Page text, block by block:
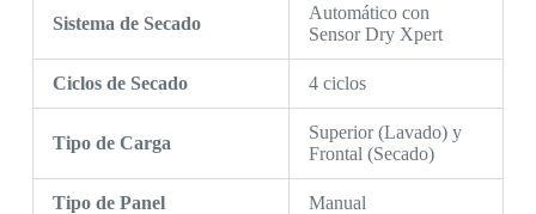
Sistema de Secado
Automático con
Sensor Dry Xpert
Ciclos de Secado 4 ciclos
Tipo de Carga
Superior (Lavado) y
Frontal (Secado)
Tipo de Panel Manual